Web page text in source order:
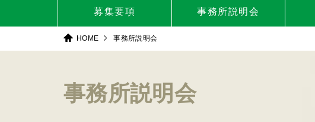
募集要項 事務所説明会
HOME 事務所説明会
事務所説明会